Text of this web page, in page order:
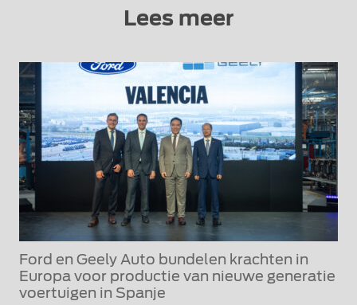
Lees meer
Ford en Geely Auto bundelen krachten in
Europa voor productie van nieuwe generatie
voertuigen in Spanje